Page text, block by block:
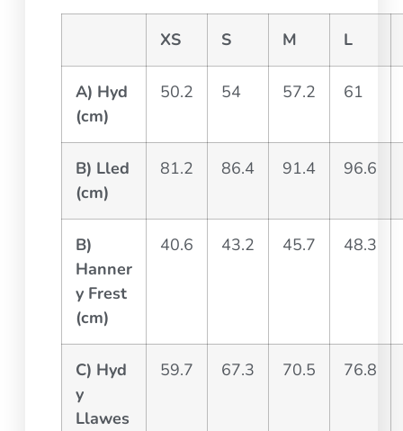
XS S M L
A) Hyd
(cm)
50.2 54 57.2 61
B) Lled
(cm)
81.2 86.4 91.4 96.6
B)
Hanner
y Frest
(cm)
40.6 43.2 45.7 48.3
C) Hyd
y
Llawes
59.7 67.3 70.5 76.8